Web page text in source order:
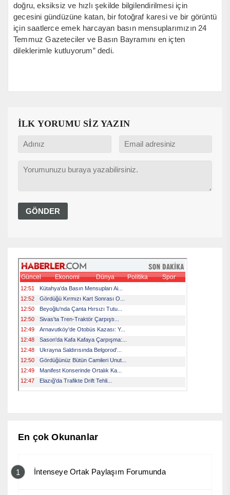
doğru, eksiksiz ve hızlı şekilde bilgilendirilmesi için
gecesini gündüzüne katan, bir fotoğraf karesi ve bir görüntü
için saatlerce emek harcayan basın mensuplarımızın 24
Temmuz Gazeteciler ve Basın Bayramını en içten
dileklerimle kutluyorum” dedi.
İLK YORUMU SİZ YAZIN
En çok Okunanlar
1 İntenseye Ortak Paylaşım Forumunda